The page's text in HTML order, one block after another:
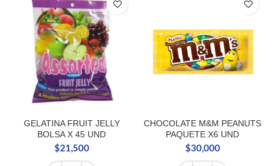
GELATINA FRUIT JELLY
BOLSA X 45 UND
$21,500
CHOCOLATE M&M PEANUTS
PAQUETE X6 UND
$30,000